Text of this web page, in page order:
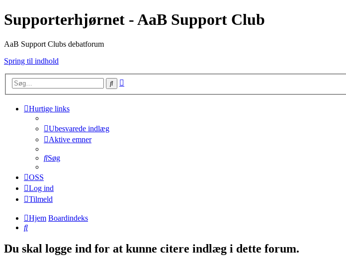
Supporterhjørnet - AaB Support Club
AaB Support Clubs debatforum
Spring til indhold
Søg
Hurtige links
Ubesvarede indlæg
Aktive emner
Søg
OSS
Log ind
Tilmeld
Hjem Boardindeks
Søg
Du skal logge ind for at kunne citere indlæg i dette forum.